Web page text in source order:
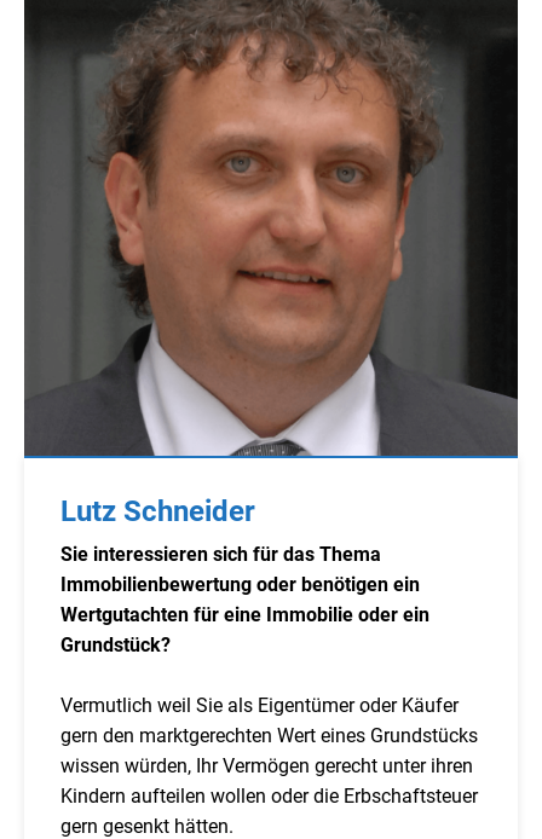
Lutz Schneider
Sie interessieren sich für das Thema
Immobilienbewertung oder benötigen ein
Wertgutachten für eine Immobilie oder ein
Grundstück?
Vermutlich weil Sie als Eigentümer oder Käufer
gern den marktgerechten Wert eines Grundstücks
wissen würden, Ihr Vermögen gerecht unter ihren
Kindern aufteilen wollen oder die Erbschaftsteuer
gern gesenkt hätten.